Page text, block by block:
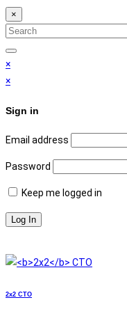
×
Search
for:
Search
×
×
Sign in
Email address
Password
Keep me logged in
2x2 СТО